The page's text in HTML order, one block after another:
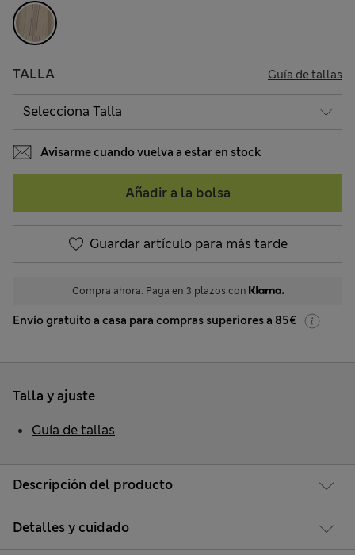
TALLA Guía de tallas
Avisarme cuando vuelva a estar en stock
Añadir a la bolsa
Guardar artículo para más tarde
Compra ahora. Paga en 3 plazos con
Envío gratuito a casa para compras superiores a 85€
Descripción del producto
Detalles y cuidado
Talla y ajuste
Guía de tallas